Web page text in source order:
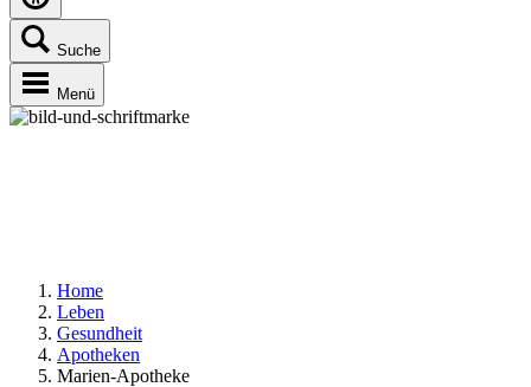
Suche
Menü
Home
Leben
Gesundheit
Apotheken
Marien-Apotheke